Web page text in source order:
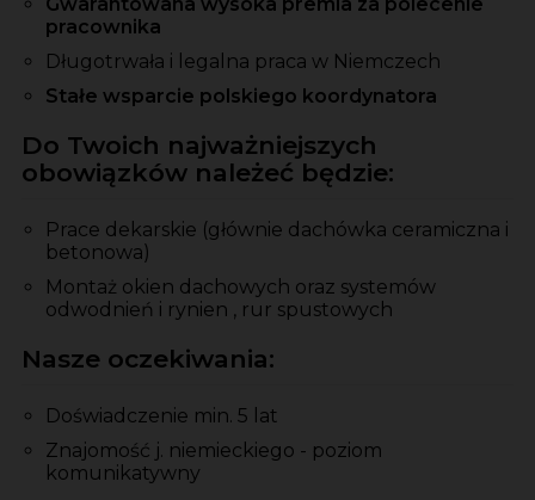
Gwarantowana wysoka premia za polecenie
pracownika
Długotrwała i legalna praca w Niemczech
Stałe wsparcie polskiego koordynatora
Do Twoich najważniejszych
obowiązków należeć będzie:
Prace dekarskie (głównie dachówka ceramiczna i
betonowa)
Montaż okien dachowych oraz systemów
odwodnień i rynien , rur spustowych
Nasze oczekiwania:
Doświadczenie min. 5 lat
Znajomość j. niemieckiego - poziom
komunikatywny